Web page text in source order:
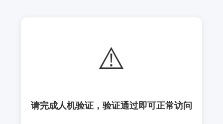
⚠️
请完成人机验证，验证通过即可正常访问